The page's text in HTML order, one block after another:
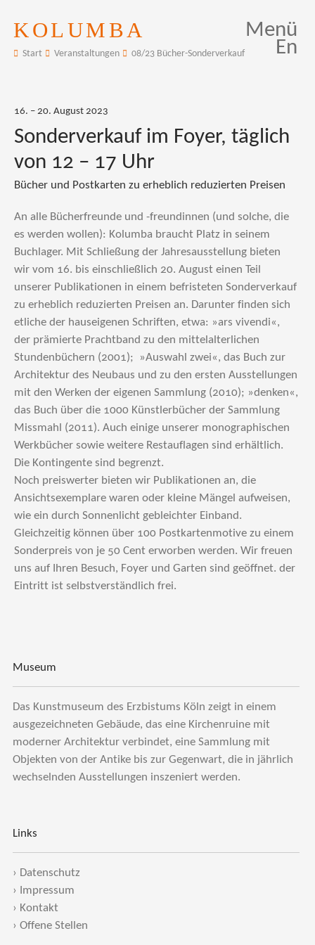
KOLUMBA
Start Veranstaltungen 08/23 Bücher-Sonderverkauf
Menü
En
16. – 20. August 2023
Sonderverkauf im Foyer, täglich
von 12 – 17 Uhr
Bücher und Postkarten zu erheblich reduzierten Preisen
An alle Bücherfreunde und -freundinnen (und solche, die
es werden wollen): Kolumba braucht Platz in seinem
Buchlager. Mit Schließung der Jahresausstellung bieten
wir vom 16. bis einschließlich 20. August einen Teil
unserer Publikationen in einem befristeten Sonderverkauf
zu erheblich reduzierten Preisen an. Darunter finden sich
etliche der hauseigenen Schriften, etwa: »ars vivendi«,
der prämierte Prachtband zu den mittelalterlichen
Stundenbüchern (2001); »Auswahl zwei«, das Buch zur
Architektur des Neubaus und zu den ersten Ausstellungen
mit den Werken der eigenen Sammlung (2010); »denken«,
das Buch über die 1000 Künstlerbücher der Sammlung
Missmahl (2011). Auch einige unserer monographischen
Werkbücher sowie weitere Restauflagen sind erhältlich.
Die Kontingente sind begrenzt.
Noch preiswerter bieten wir Publikationen an, die
Ansichtsexemplare waren oder kleine Mängel aufweisen,
wie ein durch Sonnenlicht gebleichter Einband.
Gleichzeitig können über 100 Postkartenmotive zu einem
Sonderpreis von je 50 Cent erworben werden. Wir freuen
uns auf Ihren Besuch, Foyer und Garten sind geöffnet. der
Eintritt ist selbstverständlich frei.
Museum
Das Kunstmuseum des Erzbistums Köln zeigt in einem
ausgezeichneten Gebäude, das eine Kirchenruine mit
moderner Architektur verbindet, eine Sammlung mit
Objekten von der Antike bis zur Gegenwart, die in jährlich
wechselnden Ausstellungen inszeniert werden.
Links
› Datenschutz
›
Impressum
› Kontakt
› Offene Stellen